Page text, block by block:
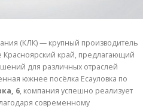
(КЛК) — крупный производитель
Красноярский край, предлагающий
для различных отраслей
южнее посёлка Есауловка по
6, компания успешно реализует
современному